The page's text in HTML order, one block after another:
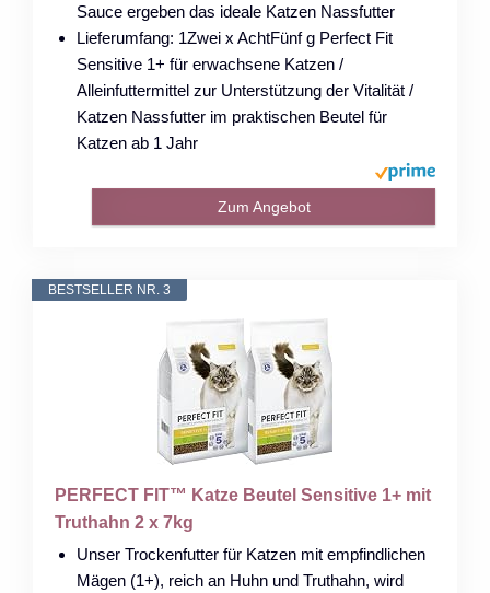
Sauce ergeben das ideale Katzen Nassfutter
Lieferumfang: 1Zwei x AchtFünf g Perfect Fit
Sensitive 1+ für erwachsene Katzen /
Alleinfuttermittel zur Unterstützung der Vitalität /
Katzen Nassfutter im praktischen Beutel für
Katzen ab 1 Jahr
Zum Angebot
BESTSELLER NR. 3
PERFECT FIT™ Katze Beutel Sensitive 1+ mit
Truthahn 2 x 7kg
Unser Trockenfutter für Katzen mit empfindlichen
Mägen (1+), reich an Huhn und Truthahn, wird